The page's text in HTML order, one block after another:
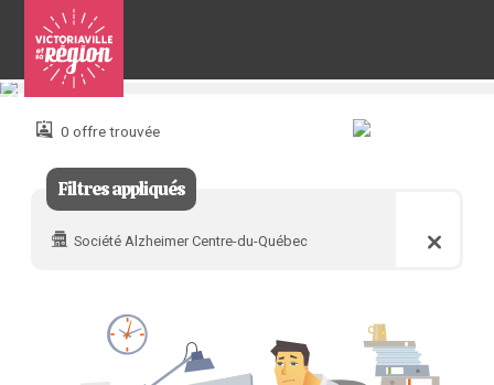
Pour
joindre 0 offre trouvée
Filtres appliqués
Société Alzheimer Centre-du-Québec